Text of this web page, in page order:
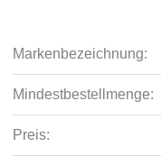
Markenbezeichnung:
Mindestbestellmenge:
Preis: